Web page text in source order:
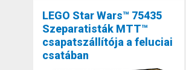
LEGO Star Wars™ 75435
Szeparatisták MTT™
csapatszállítója a feluciai
csatában